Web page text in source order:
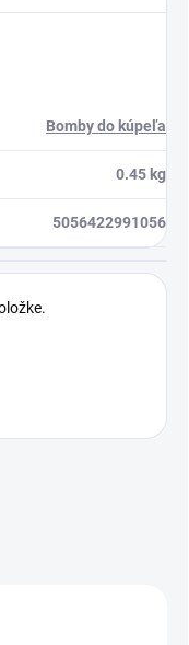
Bomby do kúpeľa
0.45 kg
5056422991056